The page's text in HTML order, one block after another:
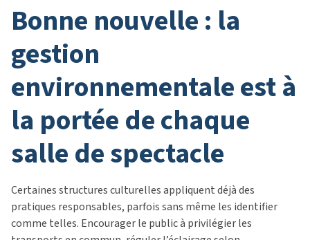
bonne nouvelle : la
gestion
environnementale est à
la portée de chaque
salle de spectacle
Certaines structures culturelles appliquent déjà des
pratiques responsables, parfois sans même les identifier
comme telles. Encourager le public à privilégier les